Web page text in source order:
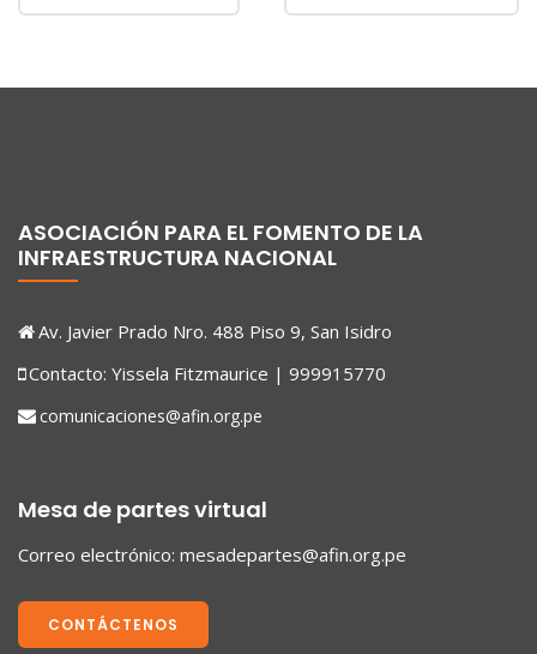
ASOCIACIÓN PARA EL FOMENTO DE LA
INFRAESTRUCTURA NACIONAL
Av. Javier Prado Nro. 488 Piso 9, San Isidro
Contacto: Yissela Fitzmaurice | 999915770
comunicaciones@afin.org.pe
Mesa de partes virtual
Correo electrónico: mesadepartes@afin.org.pe
CONTÁCTENOS